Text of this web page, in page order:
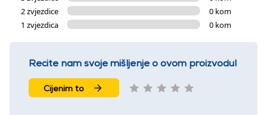
2 zvjezdice
0 kom
1 zvjezdica
0 kom
Recite nam svoje mišljenje o ovom proizvodu!
Cijenim to